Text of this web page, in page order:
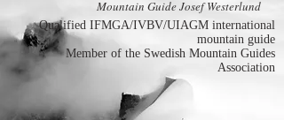
Mountain Guide Josef Westerlund
Qualified IFMGA/IVBV/UIAGM international
mountain guide
Member of the Swedish Mountain Guides
Association